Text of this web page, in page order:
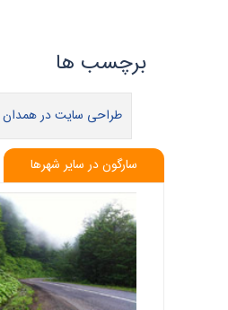
طراحی سایت در همدان
سارگون در سایر شهرها